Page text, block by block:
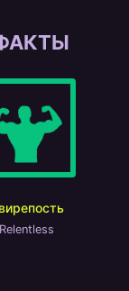
Relentless